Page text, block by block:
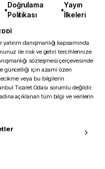
•
Doğrulama
Politikası
•
Yayın
İlkeleri
danışmanlığı kapsamında
ile risk ve getiri tercihlerinize
sözleşmesi çerçevesinde
güncelliği için azami özen
veya bu bilgilerin
Ticaret Odası sorumlu değildir.
açıklanan tüm bilgi ve verilerin